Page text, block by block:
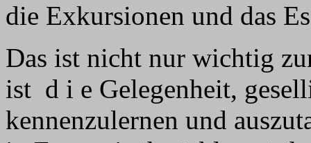
die Exkursionen und das
Das ist nicht nur wichtig
ist d i e Gelegenheit,
kennenzulernen und